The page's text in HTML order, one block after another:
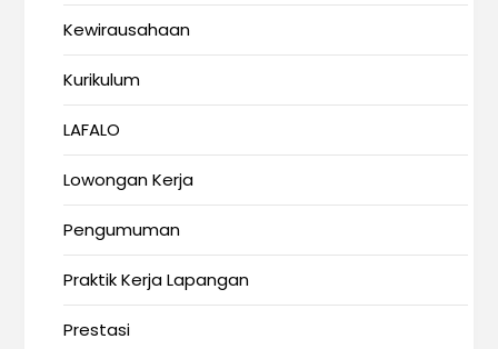
Kewirausahaan
Kurikulum
LAFALO
Lowongan Kerja
Pengumuman
Praktik Kerja Lapangan
Prestasi